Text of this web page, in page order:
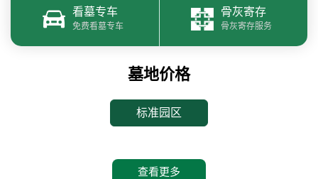
看墓专车
免费看墓专车
骨灰寄存
骨灰寄存服务
墓地价格
标准园区
查看更多